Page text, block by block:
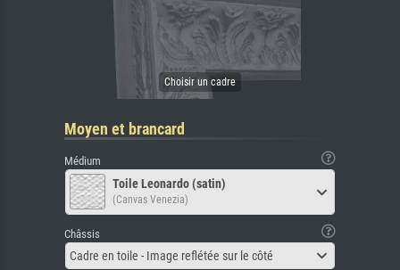
Moyen et brancard
Médium
Toile Leonardo (satin)
(Canvas Venezia)
Châssis
Cadre en toile - Image reflétée sur le côté